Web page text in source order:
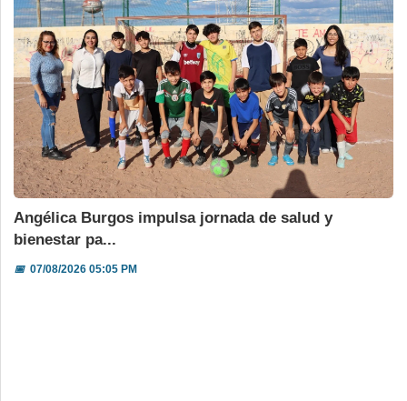
Angélica Burgos impulsa jornada de salud y
bienestar pa...
📅07/08/2026 05:05 PM